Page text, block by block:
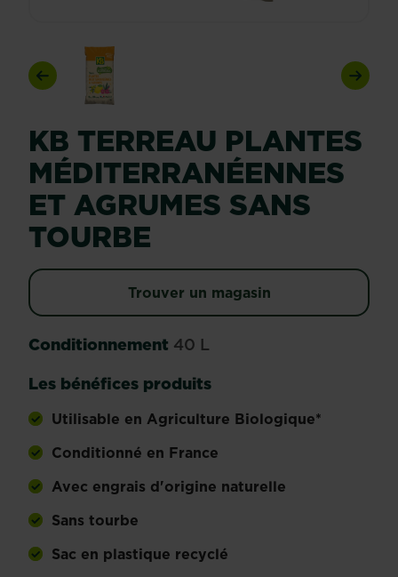
Previous Next
KB TERREAU PLANTES
MÉDITERRANÉENNES
ET AGRUMES SANS
TOURBE
Trouver un magasin
Conditionnement 40 L
Les bénéfices produits
Utilisable en Agriculture Biologique*
Conditionné en France
Avec engrais d'origine naturelle
Sans tourbe
Sac en plastique recyclé